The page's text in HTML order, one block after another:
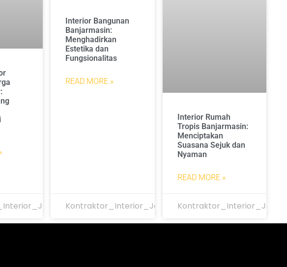
Interior Bangunan
Banjarmasin:
Menghadirkan
Estetika dan
Fungsionalitas
READ MORE »
Kontraktor_Interior_Jakarta
Interior Rumah
Tropis Banjarmasin:
Menciptakan
Suasana Sejuk dan
Nyaman
READ MORE »
Kontraktor_Interior_Jakarta